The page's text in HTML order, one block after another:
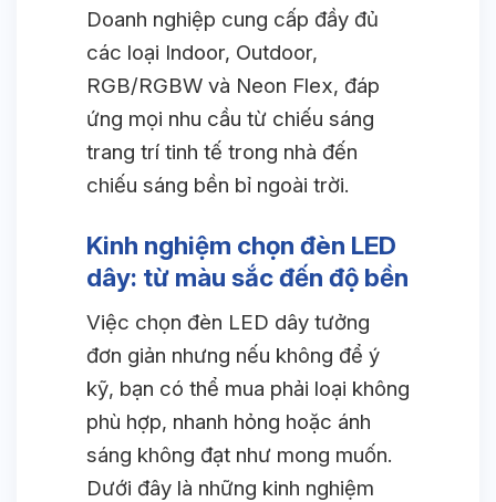
Doanh nghiệp cung cấp đầy đủ
các loại Indoor, Outdoor,
RGB/RGBW và Neon Flex, đáp
ứng mọi nhu cầu từ chiếu sáng
trang trí tinh tế trong nhà đến
chiếu sáng bền bỉ ngoài trời.
Kinh nghiệm chọn đèn LED
dây: từ màu sắc đến độ bền
Việc chọn đèn LED dây tưởng
đơn giản nhưng nếu không để ý
kỹ, bạn có thể mua phải loại không
phù hợp, nhanh hỏng hoặc ánh
sáng không đạt như mong muốn.
Dưới đây là những kinh nghiệm